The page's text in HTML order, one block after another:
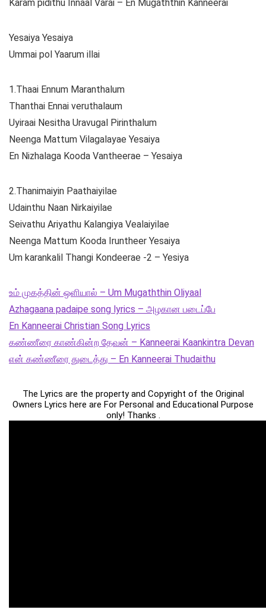
Karam pidithu Innaal Varai – En Mugaththin Kanneerai
Yesaiya Yesaiya
Ummai pol Yaarum illai
1.Thaai Ennum Maranthalum
Thanthai Ennai veruthalaum
Uyiraai Nesitha Uravugal Pirinthalum
Neenga Mattum Vilagalayae Yesaiya
En Nizhalaga Kooda Vantheerae – Yesaiya
2.Thanimaiyin Paathaiyilae
Udainthu Naan Nirkaiyilae
Seivathu Ariyathu Kalangiya Vealaiyilae
Neenga Mattum Kooda Iruntheer Yesaiya
Um karankalil Thangi Kondeerae -2 – Yesiya
உம் முகத்தின் ஒளியால் – Um Mugaththin Oliyaal
Azhagaana padaipe song lyrics – அழகான படைப்பே
En Kanneerai Christian Song Lyrics
கண்ணீரை காண்கின்ற தேவன் – Kanneerai Kaankintra Devan
என் கண்ணீரை துடைத்து – En Kanneerai Thudaithu
The Lyrics are the property and Copyright of the Original
Owners Lyrics here are For Personal and Educational Purpose
only! Thanks .